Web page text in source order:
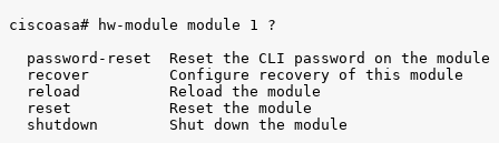
ciscoasa# hw-module module 1 ?
  password-reset  Reset the CLI password on the module
  recover         Configure recovery of this module
  reload          Reload the module
  reset           Reset the module
  shutdown        Shut down the module